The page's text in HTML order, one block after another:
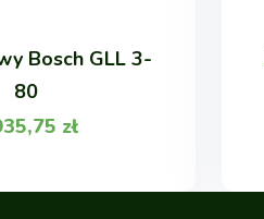
Bosch GLL 3-
80
zł